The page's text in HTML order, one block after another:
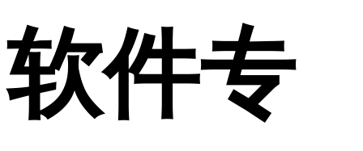
软件专